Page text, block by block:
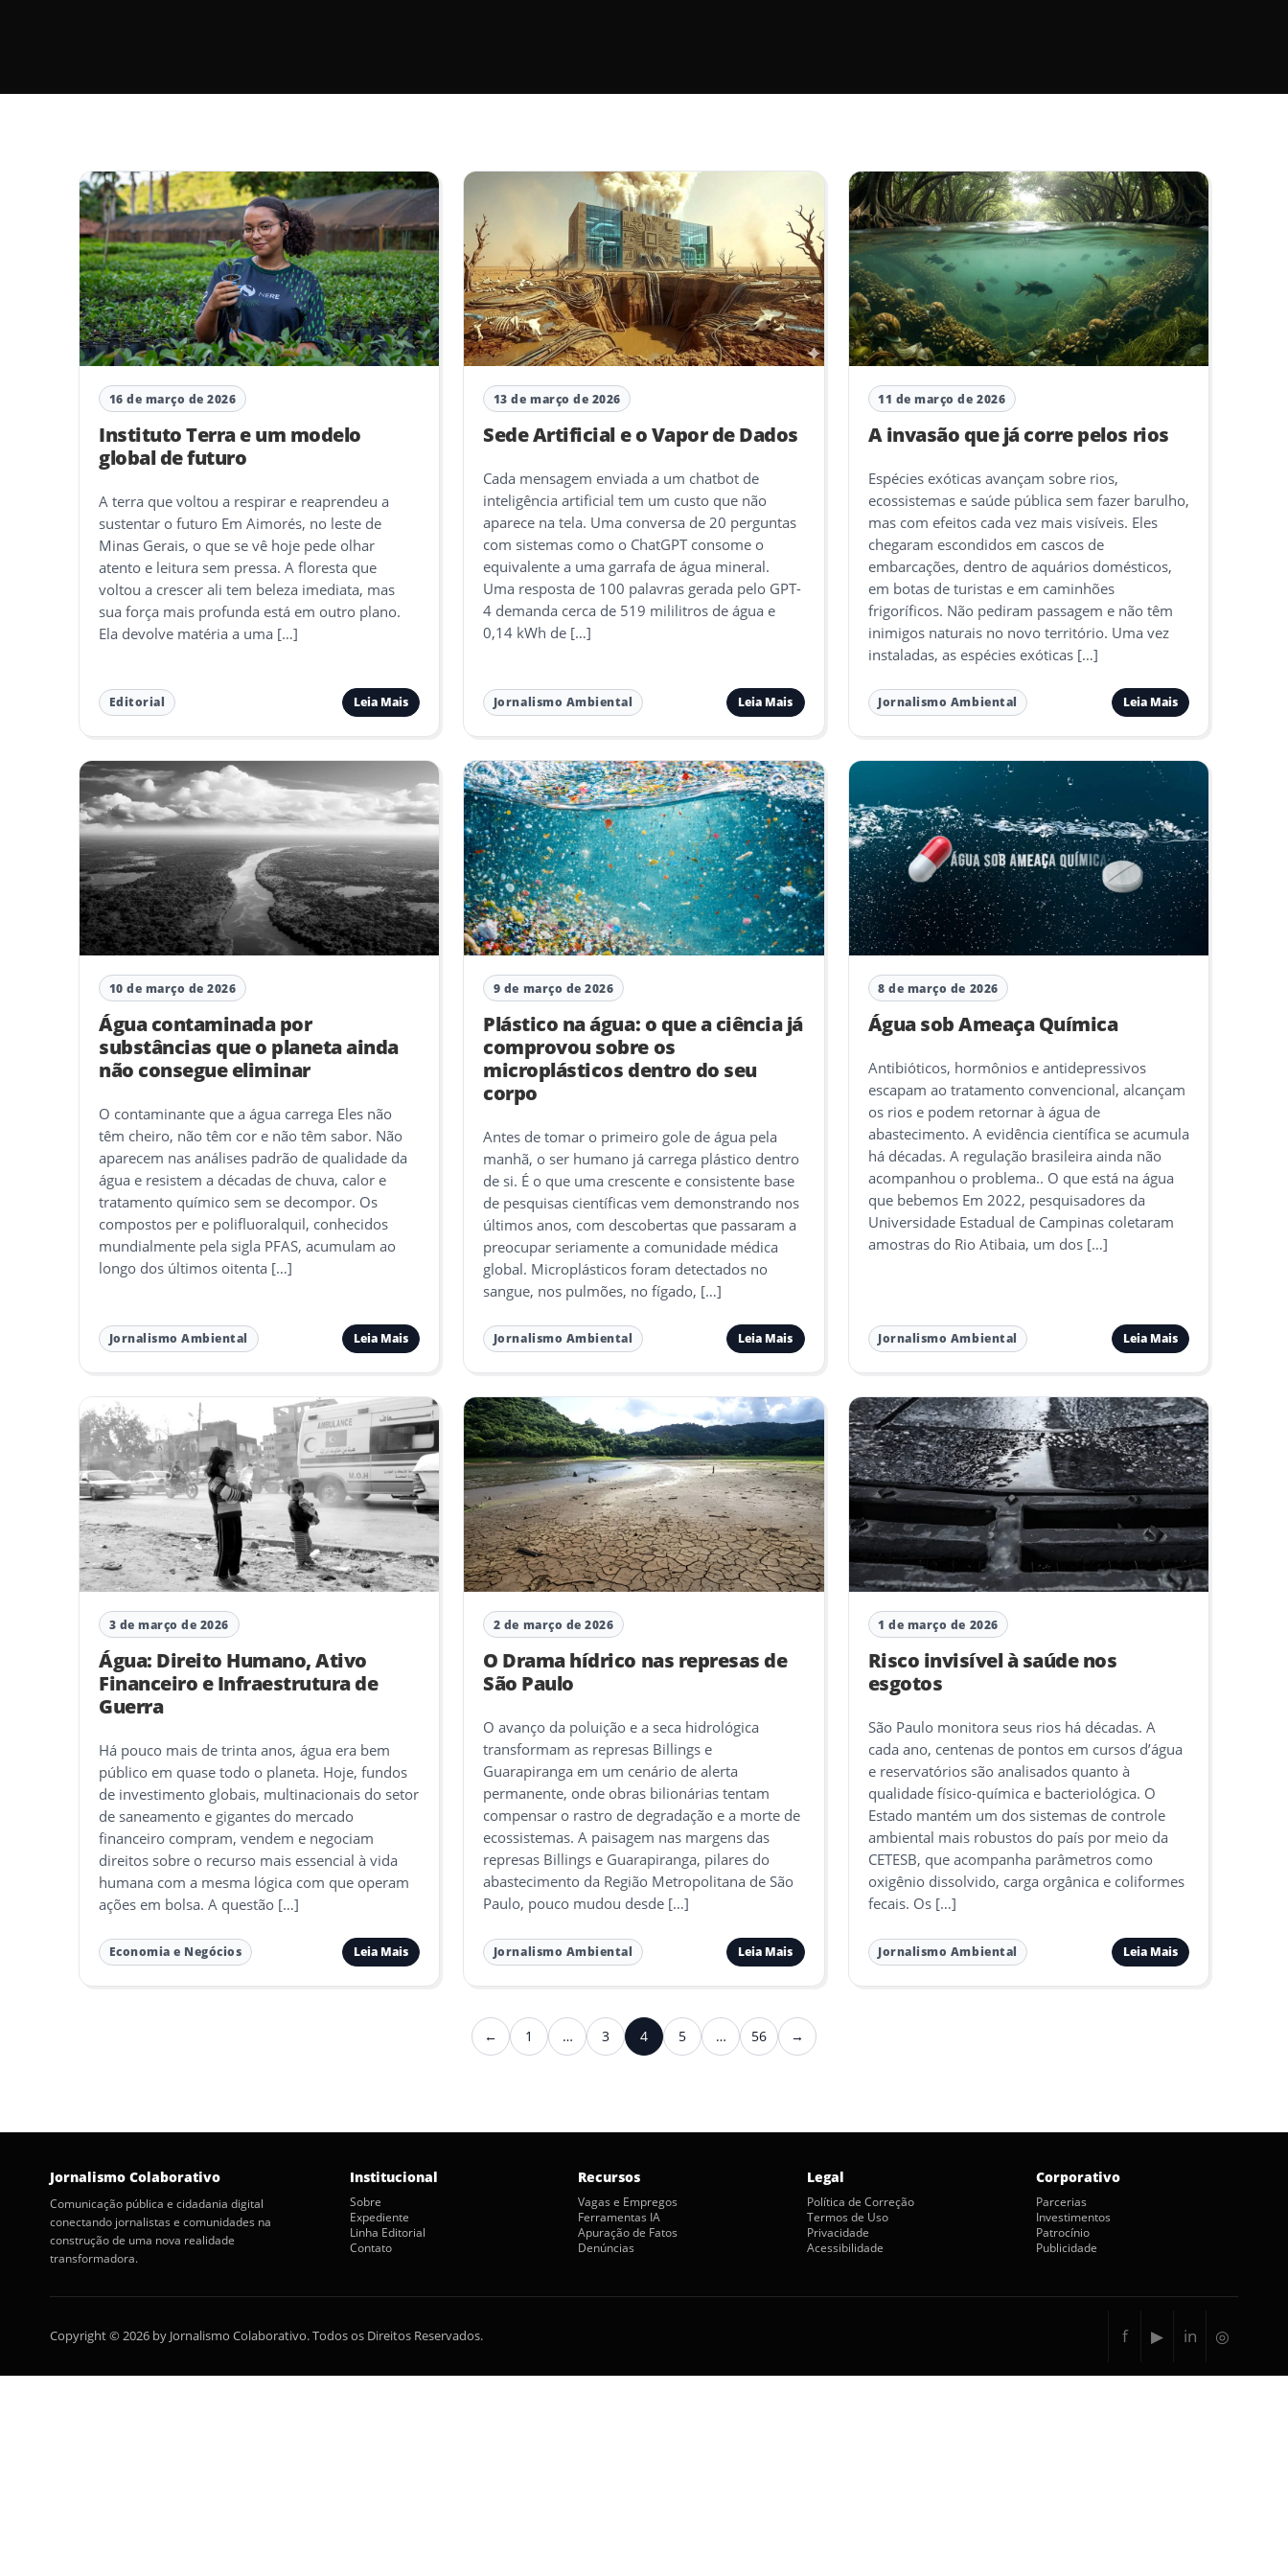
16 de março de 2026
Instituto Terra e um modelo
global de futuro
A terra que voltou a respirar e reaprendeu a
sustentar o futuro Em Aimorés, no leste de
Minas Gerais, o que se vê hoje pede olhar
atento e leitura sem pressa. A floresta que
voltou a crescer ali tem beleza imediata, mas
sua força mais profunda está em outro plano.
Ela devolve matéria a uma […]
Editorial Leia Mais
13 de março de 2026
Sede Artificial e o Vapor de Dados
Cada mensagem enviada a um chatbot de
inteligência artificial tem um custo que não
aparece na tela. Uma conversa de 20 perguntas
com sistemas como o ChatGPT consome o
equivalente a uma garrafa de água mineral.
Uma resposta de 100 palavras gerada pelo GPT-
4 demanda cerca de 519 mililitros de água e
0,14 kWh de […]
Jornalismo Ambiental Leia Mais
11 de março de 2026
A invasão que já corre pelos rios
Espécies exóticas avançam sobre rios,
ecossistemas e saúde pública sem fazer barulho,
mas com efeitos cada vez mais visíveis. Eles
chegaram escondidos em cascos de
embarcações, dentro de aquários domésticos,
em botas de turistas e em caminhões
frigoríficos. Não pediram passagem e não têm
inimigos naturais no novo território. Uma vez
instaladas, as espécies exóticas […]
Jornalismo Ambiental Leia Mais
10 de março de 2026
Água contaminada por
substâncias que o planeta ainda
não consegue eliminar
O contaminante que a água carrega Eles não
têm cheiro, não têm cor e não têm sabor. Não
aparecem nas análises padrão de qualidade da
água e resistem a décadas de chuva, calor e
tratamento químico sem se decompor. Os
compostos per e polifluoralquil, conhecidos
mundialmente pela sigla PFAS, acumulam ao
longo dos últimos oitenta […]
Jornalismo Ambiental Leia Mais
9 de março de 2026
Plástico na água: o que a ciência já
comprovou sobre os
microplásticos dentro do seu
corpo
Antes de tomar o primeiro gole de água pela
manhã, o ser humano já carrega plástico dentro
de si. É o que uma crescente e consistente base
de pesquisas científicas vem demonstrando nos
últimos anos, com descobertas que passaram a
preocupar seriamente a comunidade médica
global. Microplásticos foram detectados no
sangue, nos pulmões, no fígado, […]
Jornalismo Ambiental Leia Mais
8 de março de 2026
Água sob Ameaça Química
Antibióticos, hormônios e antidepressivos
escapam ao tratamento convencional, alcançam
os rios e podem retornar à água de
abastecimento. A evidência científica se acumula
há décadas. A regulação brasileira ainda não
acompanhou o problema.. O que está na água
que bebemos Em 2022, pesquisadores da
Universidade Estadual de Campinas coletaram
amostras do Rio Atibaia, um dos […]
Jornalismo Ambiental Leia Mais
3 de março de 2026
Água: Direito Humano, Ativo
Financeiro e Infraestrutura de
Guerra
Há pouco mais de trinta anos, água era bem
público em quase todo o planeta. Hoje, fundos
de investimento globais, multinacionais do setor
de saneamento e gigantes do mercado
financeiro compram, vendem e negociam
direitos sobre o recurso mais essencial à vida
humana com a mesma lógica com que operam
ações em bolsa. A questão […]
Economia e Negócios Leia Mais
2 de março de 2026
O Drama hídrico nas represas de
São Paulo
O avanço da poluição e a seca hidrológica
transformam as represas Billings e
Guarapiranga em um cenário de alerta
permanente, onde obras bilionárias tentam
compensar o rastro de degradação e a morte de
ecossistemas. A paisagem nas margens das
represas Billings e Guarapiranga, pilares do
abastecimento da Região Metropolitana de São
Paulo, pouco mudou desde […]
Jornalismo Ambiental Leia Mais
1 de março de 2026
Risco invisível à saúde nos
esgotos
São Paulo monitora seus rios há décadas. A
cada ano, centenas de pontos em cursos d’água
e reservatórios são analisados quanto à
qualidade físico-química e bacteriológica. O
Estado mantém um dos sistemas de controle
ambiental mais robustos do país por meio da
CETESB, que acompanha parâmetros como
oxigênio dissolvido, carga orgânica e coliformes
fecais. Os […]
Jornalismo Ambiental Leia Mais
←Anterior
1 … 3 4 5 … 56 →Próximo
Jornalismo Colaborativo
Comunicação pública e cidadania digital
conectando jornalistas e comunidades na
construção de uma nova realidade
transformadora.
Institucional
Sobre
Expediente
Linha Editorial
Contato
Recursos
Vagas e Empregos
Ferramentas IA
Apuração de Fatos
Denúncias
Legal
Política de Correção
Termos de Uso
Privacidade
Acessibilidade
Corporativo
Parcerias
Investimentos
Patrocínio
Publicidade
Copyright © 2026 by Jornalismo Colaborativo. Todos os Direitos Reservados. f ▶ in ◎